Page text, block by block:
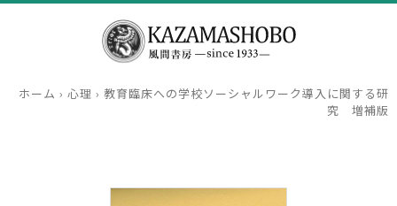
ホーム › 心理 › 教育臨床への学校ソーシャルワーク導入に関する研
究 増補版